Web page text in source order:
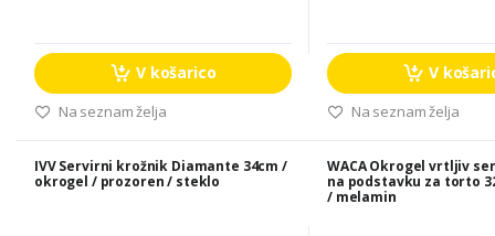
V košarico
Na seznam želja
V
Na seznam želja
IVV Servirni krožnik Diamante 34cm /
okrogel / prozoren / steklo
WACA Okrogel vrtljiv
na podstavku za torto
/ melamin